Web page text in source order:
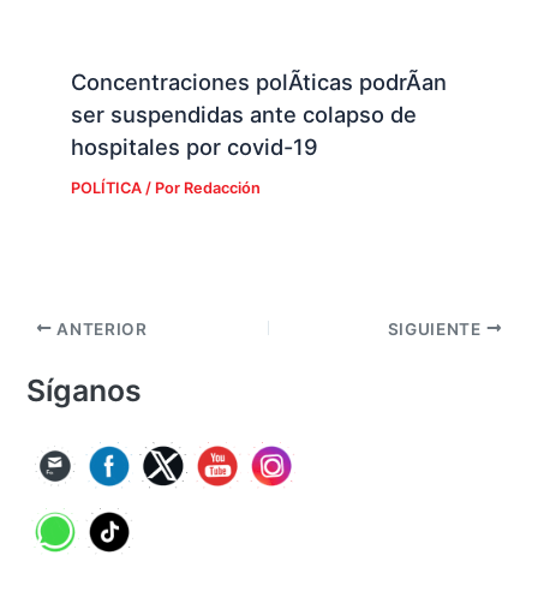
Concentraciones polÃ­ticas podrÃ­an
ser suspendidas ante colapso de
hospitales por covid-19
POLÍTICA/ Por Redacción
ANTERIOR SIGUIENTE
Síganos